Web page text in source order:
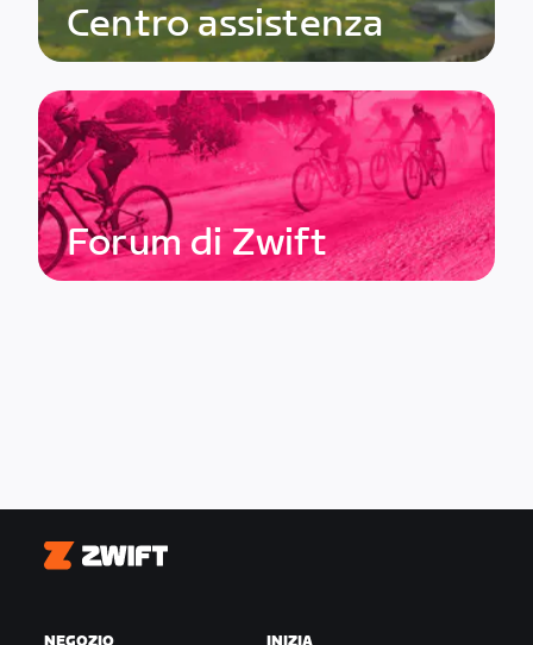
Centro assistenza
Forum di Zwift
Zwift